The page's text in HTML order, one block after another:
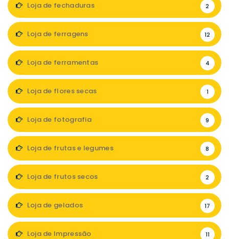
Loja de fechaduras 2
Loja de ferragens 12
Loja de ferramentas 4
Loja de flores secas 1
Loja de fotografia 9
Loja de frutas e legumes 8
Loja de frutos secos 2
Loja de gelados 17
Loja de Impressão 11